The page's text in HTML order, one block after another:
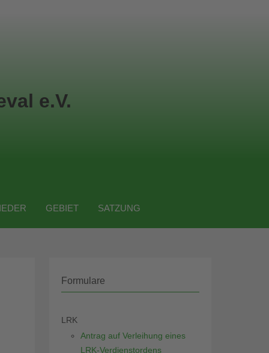
e.V.
GEBIET SATZUNG
Formulare
LRK
Antrag auf Verleihung eines
LRK-Verdienstordens